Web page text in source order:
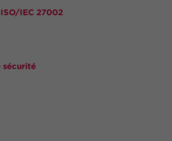
IEC 27002
sécurité